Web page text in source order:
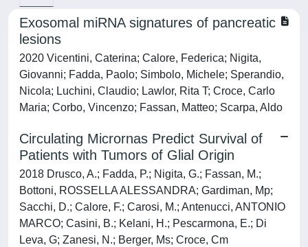
Exosomal miRNA signatures of pancreatic
lesions
2020 Vicentini, Caterina; Calore, Federica; Nigita,
Giovanni; Fadda, Paolo; Simbolo, Michele; Sperandio,
Nicola; Luchini, Claudio; Lawlor, Rita T; Croce, Carlo
Maria; Corbo, Vincenzo; Fassan, Matteo; Scarpa, Aldo
Circulating Micrornas Predict Survival of
Patients with Tumors of Glial Origin
2018 Drusco, A.; Fadda, P.; Nigita, G.; Fassan, M.;
Bottoni, ROSSELLA ALESSANDRA; Gardiman, Mp;
Sacchi, D.; Calore, F.; Carosi, M.; Antenucci, ANTONIO
MARCO; Casini, B.; Kelani, H.; Pescarmona, E.; Di
Leva, G; Zanesi, N.; Berger, Ms; Croce, Cm